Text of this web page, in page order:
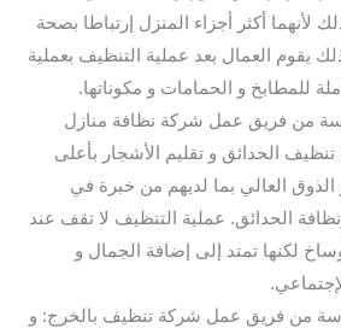
لأنهما أكثر أجزاء المنزل إرتباطا بصحة
يقوم العمال بعد عملية التنظيف بعملية
للمطابخ و الحمامات و مكوناتها.
من فريق عمل شركة نظافة منازل
تنظيف الحدائق و تقليم الأشجار بأعلى
الذوق العالي بما لديهم من خبرة في
الحدائق. عملية التنظيف لا تقف عند
لكنها تمتد إلى إضافة الجمال و
من فريق عمل شركة تنظيف بالخرج: و